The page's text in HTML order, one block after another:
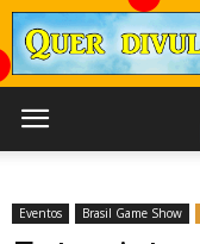
Eventos Brasil Game Show